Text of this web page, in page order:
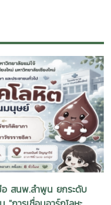
ปรุงพัฒนาคุณภาพการ
กนั้น ภายในงานยังมี
ะบบ E-service ที่
นสิ่งจำเป็นและเป็น
มการสำรวจความคิดเห็น
ดการยกระดับมาตรฐาน
ะโยชน์กับผู้รับบริการ
าจากทุกชั้นปีให้ความ
ร่วมสนุกตอบคำถามชิง
ลัยแม่โจ้ได้เกิดความ
งพัฒนามหาวิทยาลัย และ
าวิทยาลัยในโอกาสต่อ
Next
อ สนพ.ลำพูน ยกระดับ